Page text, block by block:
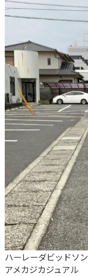
ハーレーダビッドソ
アメカジカジュアル